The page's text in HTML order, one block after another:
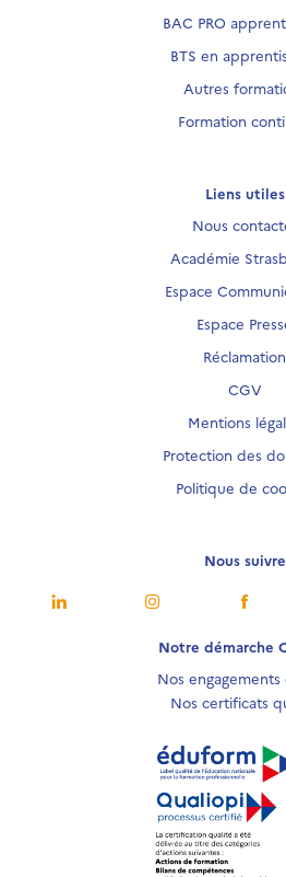
BAC PRO
BTS en
Autres
Formation
Liens utiles
Nous
Académie
Espace
Espace
Réclamation
CGV
Mentions
Protection des
Politique de
Nous suivre
Notre démarche
Nos engagements
Nos certificats